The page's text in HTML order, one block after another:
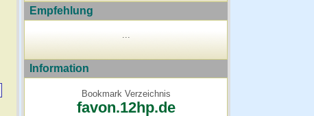
Empfehlung
Information
Bookmark Verzeichnis
favon.12hp.de